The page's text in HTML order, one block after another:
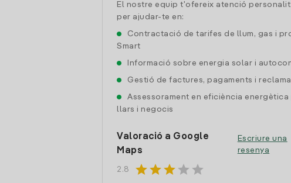
El nostre equip t'ofereix atenció
per ajudar-te en:
Contractació de tarifes de llum, gas i
Smart
Informació sobre energia solar i
Gestió de factures, pagaments i
Assessorament en eficiència energètica
llars i negocis
Valoració a Google
Maps
2.8 starstarstar star star
Escriure una
resenya